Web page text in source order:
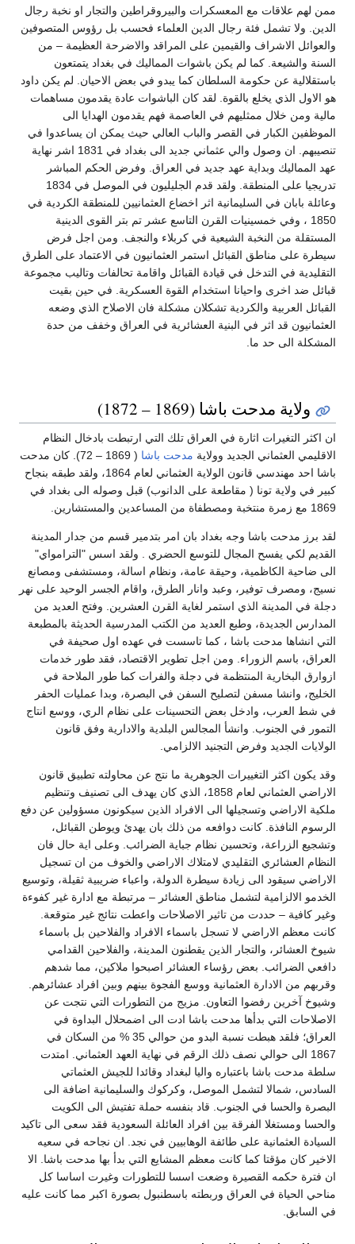
ممن لهم علاقات مع المعسكرات والبيروقراطين والتجار او نخبة رجال
الدين. ولا تشمل فئة رجال الدين العلماء فحسب بل رؤوس المتصوفين
والعوائل الاشراف والقيمين على المراقد والاضرحة العظيمة – من
السنة والشيعة. كما لم يكن باشوات المماليك في بغداد يتمتعون
باستقلالية عن حكومة السلطان كما يبدو في بعض الاحيان. لم يكن داود
هو الاول الذي يخلع بالقوة. لقد كان الباشوات عادة يقدمون مساهمات
مالية ومن خلال ممثليهم في العاصمة فهم يقدمون الهدايا الى
الموظفين الكبار في القصر والباب العالي حيث يمكن ان يساعدوا في
تنصيبهم. ان وصول والي عثماني جديد الى بغداد في 1831 اشر نهاية
عهد المماليك وبداية عهد جديد في العراق. وفرض الحكم المباشر
تدريجيا على المنطقة. ولقد قدم الجليليون في الموصل في 1834
وعائلة بابان في السليمانية اثر اخضاع العثمانيين للمنطقة الكردية في
1850 ، وفي خمسينيات القرن التاسع عشر تم بتر القوى الدينية
المستقلة من النخبة الشيعية في كربلاء والنجف. ومن اجل فرض
سيطرة على مناطق القبائل استمر العثمانيون في الاعتماد على الطرق
التقليدية في التدخل في قيادة القبائل واقامة تحالفات وتاليب مجموعة
قبائل ضد اخرى واحيانا استخدام القوة العسكرية. في حين بقيت
القبائل العربية والكردية تشكلان مشكلة فان الاصلاح الذي وضعه
العثمانيون قد اثر في البنية العشائرية في العراق وخفف من حدة
المشكلة الى حد ما.
ولاية مدحت باشا (1869 – 1872)
ان اكثر التغيرات اثارة في العراق تلك التي ارتبطت بادخال النظام
الاقليمي العثماني الجديد وولاية مدحت باشا
( 1869 – 72). كان مدحت
باشا احد مهندسي قانون الولاية العثماني لعام 1864، ولقد طبقه بنجاح
كبير في ولاية تونا ( مقاطعة على الدانوب) قبل وصوله الى بغداد في
1869 مع زمرة منتخبة ومصطفاة من المساعدين والمستشارين.
لقد برز مدحت باشا وجه بغداد بان امر بتدمير قسم من جدار المدينة
القديم لكي يفسح المجال للتوسع الحضري . ولقد اسس "الترامواي"
الى ضاحية الكاظمية، وحيقة عامة، ونظام اسالة، ومستشفى ومصانع
نسيج، ومصرف توفير، وعبد وانار الطرق، واقام الجسر الوحيد على نهر
دجلة في المدينة الذي استمر لغاية القرن العشرين. وفتح العديد من
المدارس الجديدة، وطبع العديد من الكتب المدرسية الحديثة بالمطبعة
التي انشاها مدحت باشا ، كما تاسست في عهده اول صحيفة في
العراق، باسم الزوراء. ومن اجل تطوير الاقتصاد، فقد طور خدمات
ازوارق البخارية المنتظمة في دجلة والفرات كما طور الملاحة في
الخليج، وانشا مسفن لتصليح السفن في البصرة، وبدا عمليات الحفر
في شط العرب، وادخل بعض التحسينات على نظام الري، ووسع انتاج
التمور في الجنوب. وانشأ المجالس البلدية والادارية وفق قانون
الولايات الجديد وفرض التجنيد الالزامي.
وقد يكون اكثر التغييرات الجوهرية ما نتج عن محاولته تطبيق قانون
الاراضي العثماني لعام 1858، الذي كان يهدف الى تصنيف وتنظيم
ملكية الاراضي وتسجيلها الى الافراد الذين سيكونون مسؤولين عن دفع
الرسوم النافذة. كانت دوافعه من ذلك بان يهدئ ويوطن القبائل،
وتشجيع الزراعة، وتحسين نظام جباية الضرائب. وعلى اية حال فان
النظام العشائري التقليدي لامتلاك الاراضي والخوف من ان تسجيل
الاراضي سيقود الى زيادة سيطرة الدولة، واعباء ضريبية ثقيلة، وتوسيع
الخدمو الالزامية لتشمل مناطق العشائر – مرتبطة مع ادارة غير كفوءة
وغير كافية – حددت من تاثير الاصلاحات واعطت نتائج غير متوقعة.
كانت معظم الاراضي لا تسجل باسماء الافراد والفلاحين بل باسماء
شيوخ العشائر، والتجار الذين يقطنون المدينة، والفلاحين القدامي
دافعي الضرائب. بعض رؤساء العشائر اصبحوا ملاكين، مما شدهم
وقربهم من الادارة العثمانية ووسع الفجوة بينهم وبين افراد عشائرهم.
وشيوخ آخرين رفضوا التعاون. مزيج من التطورات التي نتجت عن
الاصلاحات التي بدأها مدحت باشا ادت الى اضمحلال البداوة في
العراق؛ فلقد هبطت نسبة البدو من حوالي 35 % من السكان في
1867 الى حوالي نصف ذلك الرقم في نهاية العهد العثماني. امتدت
سلطة مدحت باشا باعتباره واليا لبغداد وقائدا للجيش العثماتي
السادس، شمالا لتشمل الموصل، وكركوك والسليمانية اضافة الى
البصرة والحسا في الجنوب. قاد بنفسه حملة تفتيش الى الكويت
والحسا ومستغلا الفرقة بين افراد العائلة السعودية فقد سعى الى تاكيد
السيادة العثمانية على طائفة الوهابيين في نجد. ان نجاحه في سعيه
الاخير كان مؤقتا كما كانت معظم المشايع التي بدأ بها مدحت باشا. الا
ان فترة حكمه القصيرة وضعت اسسا للتطورات وغيرت اساسا كل
مناحي الحياة في العراق وربطته باسطنبول بصورة اكبر مما كانت عليه
في السابق.